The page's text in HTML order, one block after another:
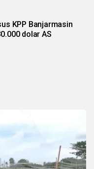
KPP Banjarmasin
dolar AS